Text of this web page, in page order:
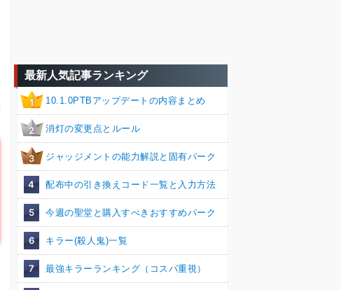
最新人気記事ランキング
1 10.1.0PTBアップデートの内容まとめ
2 消灯の変更点とルール
3 ジャッジメントの能力解説と固有パーク
4 配布中の引き換えコード一覧と入力方法
5 今週の聖堂と購入すべきおすすめパーク
6 キラー(殺人鬼)一覧
7 最強キラーランキング（コスパ重視）